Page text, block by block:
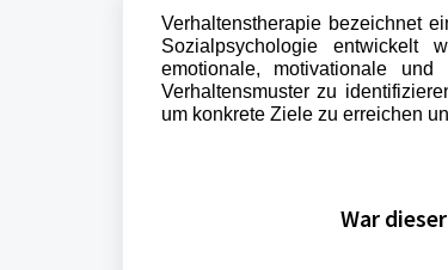
Verhaltenstherapie bezeichnet
Sozialpsychologie entwickelt
emotionale, motivationale
Verhaltensmuster zu
um konkrete Ziele zu erreichen
War